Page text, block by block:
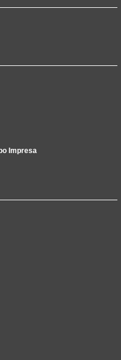
Impresa